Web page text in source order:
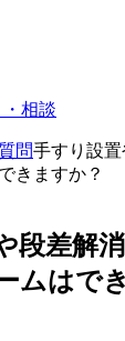
相談
問手すり設
きますか？
段差解
ムはで